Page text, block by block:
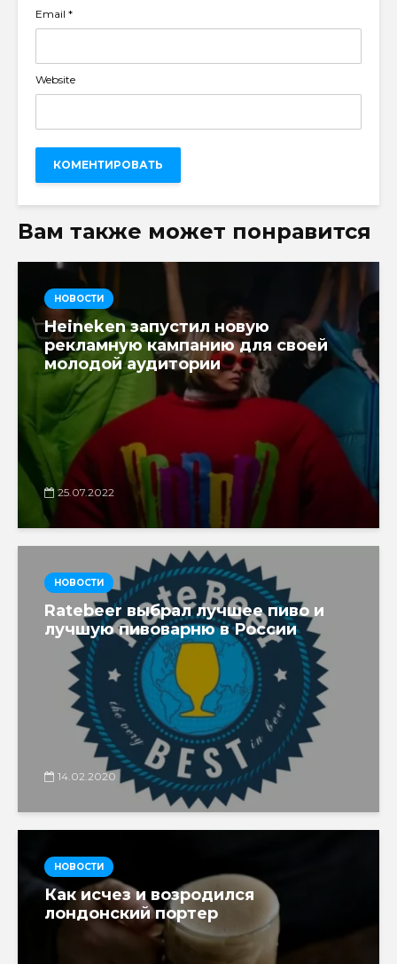
Email *
Website
Вам также может понравится
НОВОСТИ
Heineken запустил новую
рекламную кампанию для своей
молодой аудитории
25.07.2022
НОВОСТИ
Ratebeer выбрал лучшее пиво и
лучшую пивоварню в России
14.02.2020
НОВОСТИ
Как исчез и возродился
лондонский портер